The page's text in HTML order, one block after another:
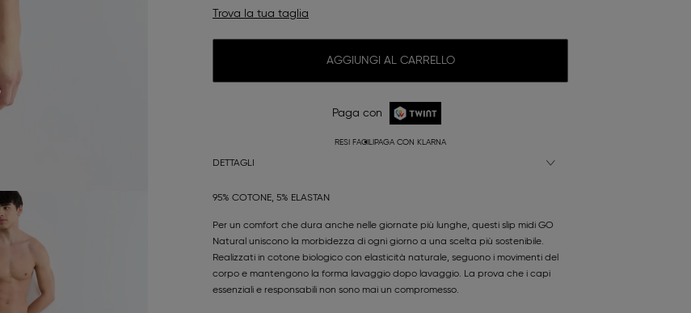
Trova la tua taglia
AGGIUNGI AL CARRELLO
Paga con
RESI FACILI PAGA CON KLARNA
DETTAGLI
95% COTONE, 5% ELASTAN
Per un comfort che dura anche nelle giornate più lunghe, questi slip midi GO
Natural uniscono la morbidezza di ogni giorno a una scelta più sostenibile.
Realizzati in cotone biologico con elasticità naturale, seguono i movimenti del
corpo e mantengono la forma lavaggio dopo lavaggio. La prova che i capi
essenziali e responsabili non sono mai un compromesso.